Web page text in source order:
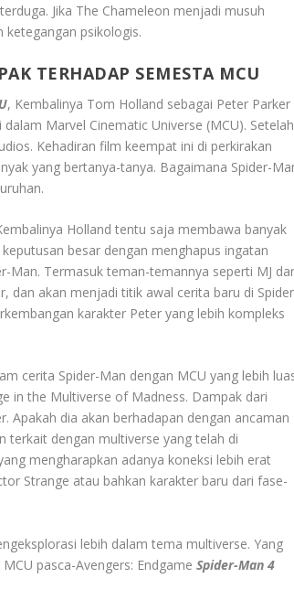
Jika The Chameleon menjadi musuh
ketegangan psikologis.
TERHADAP SEMESTA MCU
, Kembalinya Tom Holland sebagai Peter Parker
Marvel Cinematic Universe (MCU). Setelah
Kehadiran film keempat ini di perkirakan
yang bertanya-tanya. Bagaimana Spider-
Holland tentu saja membawa banyak
besar dengan menghapus ingatan
Man. Termasuk teman-temannya seperti MJ
dan akan menjadi titik awal cerita baru di
karakter Peter yang lebih kompleks
cerita Spider-Man dengan MCU yang lebih
in the Multiverse of Madness. Dampak dari
Apakah dia akan berhadapan dengan ancaman
terkait dengan multiverse yang telah di
mengharapkan adanya koneksi lebih erat
Strange atau bahkan karakter baru dari fase-
lebih dalam tema multiverse. Yang
pasca-Avengers: EndgameSpider-Man 4